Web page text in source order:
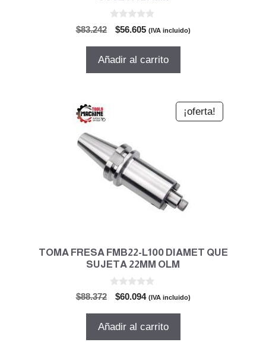
$83.242
El
original
$56.605El
actual
(IVA incluido)
Añadir al carrito
¡oferta!
TOMA FRESA FMB22-L100 DIAMET QUE
SUJETA 22MM OLM
$88.372
El
original
$60.094El
actual
(IVA incluido)
Añadir al carrito